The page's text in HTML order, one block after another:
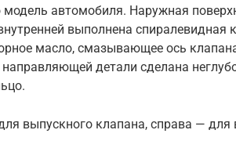
модель автомобиля. Наружная
выполнена спиралевидная
масло, смазывающее ось
направляющей детали сделана
выпускного клапана, справа — для